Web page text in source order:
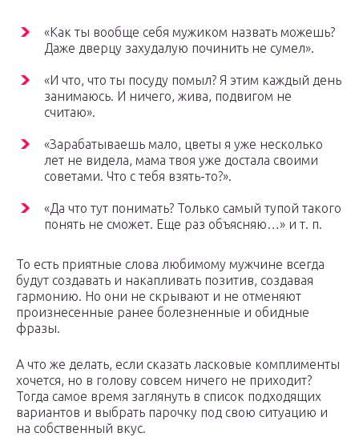
«Как ты вообще себя мужиком назвать можешь?
Даже дверцу захудалую починить не сумел».
«И что, что ты посуду помыл? Я этим каждый день
занимаюсь. И ничего, жива, подвигом не
считаю».
«Зарабатываешь мало, цветы я уже несколько
лет не видела, мама твоя уже достала своими
советами. Что с тебя взять-то?».
«Да что тут понимать? Только самый тупой такого
понять не сможет. Еще раз объясняю…» и т. п.
То есть приятные слова любимому мужчине всегда
будут создавать и накапливать позитив, создавая
гармонию. Но они не скрывают и не отменяют
произнесенные ранее болезненные и обидные
фразы.
А что же делать, если сказать ласковые комплименты
хочется, но в голову совсем ничего не приходит?
Тогда самое время заглянуть в список подходящих
вариантов и выбрать парочку под свою ситуацию и
на собственный вкус.